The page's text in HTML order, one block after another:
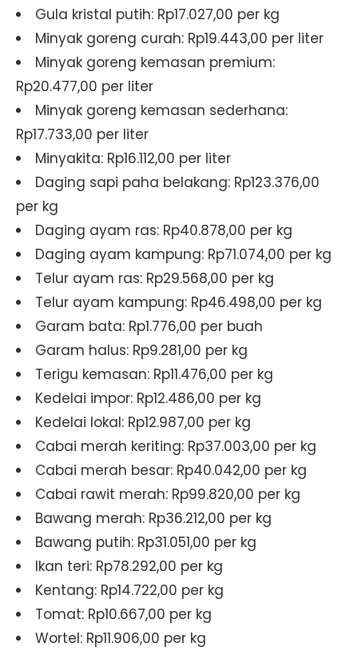
Gula kristal putih: Rp17.027,00 per kg
Minyak goreng curah: Rp19.443,00 per liter
Minyak goreng kemasan premium:
Rp20.477,00 per liter
Minyak goreng kemasan sederhana:
Rp17.733,00 per liter
Minyakita: Rp16.112,00 per liter
Daging sapi paha belakang: Rp123.376,00
per kg
Daging ayam ras: Rp40.878,00 per kg
Daging ayam kampung: Rp71.074,00 per kg
Telur ayam ras: Rp29.568,00 per kg
Telur ayam kampung: Rp46.498,00 per kg
Garam bata: Rp1.776,00 per buah
Garam halus: Rp9.281,00 per kg
Terigu kemasan: Rp11.476,00 per kg
Kedelai impor: Rp12.486,00 per kg
Kedelai lokal: Rp12.987,00 per kg
Cabai merah keriting: Rp37.003,00 per kg
Cabai merah besar: Rp40.042,00 per kg
Cabai rawit merah: Rp99.820,00 per kg
Bawang merah: Rp36.212,00 per kg
Bawang putih: Rp31.051,00 per kg
Ikan teri: Rp78.292,00 per kg
Kentang: Rp14.722,00 per kg
Tomat: Rp10.667,00 per kg
Wortel: Rp11.906,00 per kg